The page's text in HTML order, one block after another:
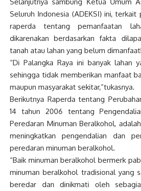
Seluruh Indonesia (ADEKSI) ini,
raperda tentang pemanfaatan
dikarenakan berdasarkan fakta
tanah atau lahan yang belum
“Di Palangka Raya ini banyak lahan
sehingga tidak memberikan manfaat
maupun masyarakat sekitar,”tukasnya.
Berikutnya Raperda tentang
14 tahun 2006 tentang
Peredaran Minuman Beralkohol,
meningkatkan pengendalian dan
peredaran minuman beralkohol.
“Baik minuman beralkohol bermerk
minuman beralkohol tradisional yang
beredar dan dinikmati oleh